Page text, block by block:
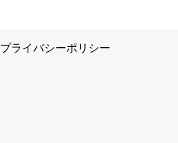
プライバシーポリシー